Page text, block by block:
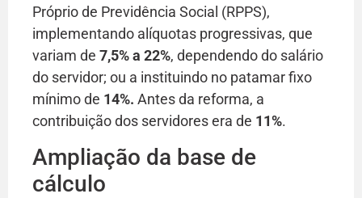
Próprio de Previdência Social (RPPS),
implementando alíquotas progressivas, que
variam de 7,5% a 22%, dependendo do salário
do servidor; ou a instituindo no patamar fixo
mínimo de 14%. Antes da reforma, a
contribuição dos servidores era de 11%.
Ampliação da base de
cálculo